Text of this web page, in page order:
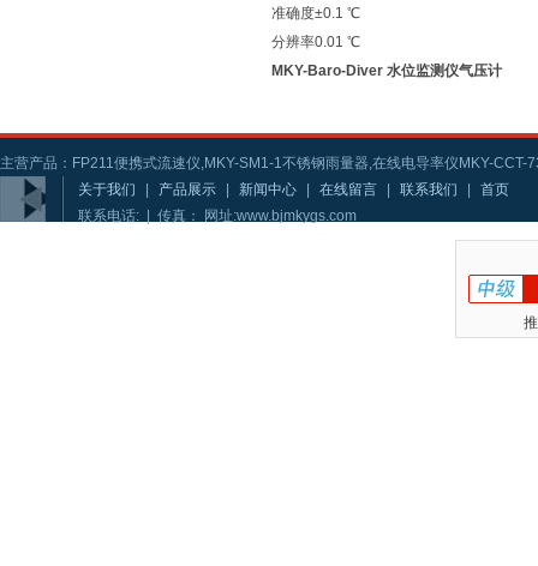
准确度±0.1 ℃
分辨率0.01 ℃
MKY-Baro-Diver 水位监测仪气压计
主营产品：FP211便携式流速仪,MKY-SM1-1不锈钢雨量器,在线电导率仪MKY-CCT-
关于我们
产品展示 新闻中心 在线留言 联系我们
首页
联系电话: | 传真： 网址:www.bjmkygs.com